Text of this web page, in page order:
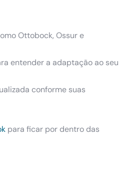
Ottobock, Ossur e
entender a adaptação ao seu
conforme suas
para ficar por dentro das